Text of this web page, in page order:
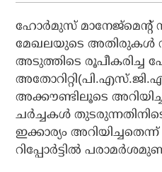
ഹോര്‍മുസ് മാനേജ്‌മെന്റ്
മേഖലയുടെ അതിരുകള്‍
അടുത്തിടെ രൂപീകരിച്ച
അക്കൗണ്ടിലൂടെ
ചര്‍ച്ചകള്‍
ഇക്കാര്യം
റിപ്പോര്‍ട്ടില്‍